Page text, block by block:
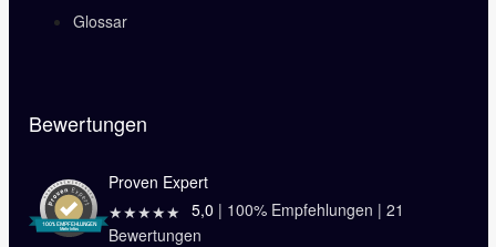
Glossar
Bewertungen
Proven Expert
★★★★★ 5,0 | 100% Empfehlungen | 21
Bewertungen